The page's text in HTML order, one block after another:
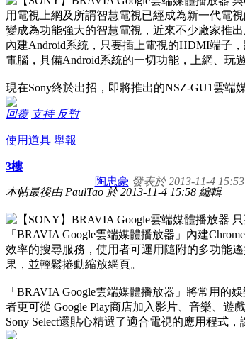
用電視上網及所謂智慧電視已經成為新一代電
變成為功能強大的智慧電視，近來不少廠家推
內建Android系統，只要插上電視的HDMI端子
電腦，具備Android系統的一切功能，上網、玩
現在Sony終於出招，即將推出的NSZ-GU1雲端
回覆 支持 反對
使用道具 舉報
3樓
陶忠豪 發表於 2013-11-4
本帖最後由 PaulTao 於 2013-11-4 15:58 編輯
「BRAVIA Google雲端媒體播放器」內建
效率的搜尋服務，使用者可運用隨附的多功能
果，並輕鬆捲動縮放網頁。
「BRAVIA Google雲端媒體播放器」將常用的
者更可從 Google Play商店加入影片、音樂、遊
Sony Select還貼心精選了適合電視的應用程式